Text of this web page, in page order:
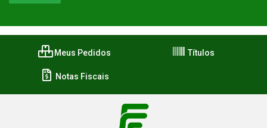
Meus Pedidos Títulos
Notas Fiscais